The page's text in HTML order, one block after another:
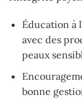
Éducation à
avec des
peaux
bonne